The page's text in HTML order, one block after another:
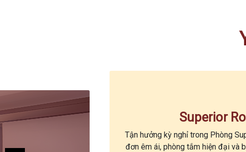
Superior
Tận hưởng kỳ nghỉ trong Phòng
đơn êm ái, phòng tắm hiện đại và